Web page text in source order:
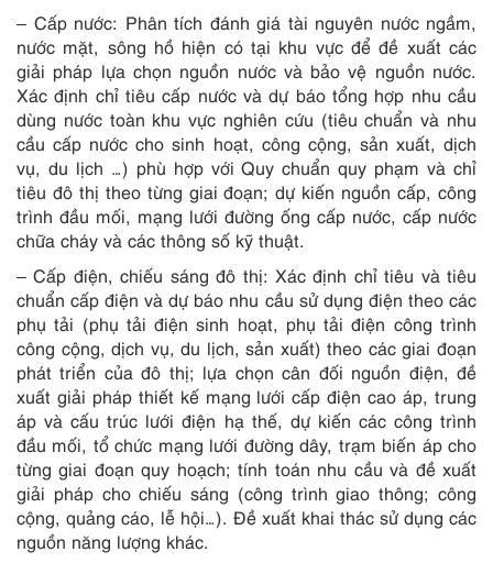
– Cấp nước: Phân tích đánh giá tài nguyên nước ngầm,
nước mặt, sông hồ hiện có tại khu vực để đề xuất các
giải pháp lựa chọn nguồn nước và bảo vệ nguồn nước.
Xác định chỉ tiêu cấp nước và dự báo tổng hợp nhu cầu
dùng nước toàn khu vực nghiên cứu (tiêu chuẩn và nhu
cầu cấp nước cho sinh hoạt, công cộng, sản xuất, dịch
vụ, du lịch …) phù hợp với Quy chuẩn quy phạm và chỉ
tiêu đô thị theo từng giai đoạn; dự kiến nguồn cấp, công
trình đầu mối, mạng lưới đường ống cấp nước, cấp nước
chữa cháy và các thông số kỹ thuật.
– Cấp điện, chiếu sáng đô thị: Xác định chỉ tiêu và tiêu
chuẩn cấp điện và dự báo nhu cầu sử dụng điện theo các
phụ tải (phụ tải điện sinh hoạt, phụ tải điện công trình
công cộng, dịch vụ, du lịch, sản xuất) theo các giai đoạn
phát triển của đô thị; lựa chọn cân đối nguồn điện, đề
xuất giải pháp thiết kế mạng lưới cấp điện cao áp, trung
áp và cấu trúc lưới điện hạ thế, dự kiến các công trình
đầu mối, tổ chức mạng lưới đường dây, trạm biến áp cho
từng giai đoạn quy hoạch; tính toán nhu cầu và đề xuất
giải pháp cho chiếu sáng (công trình giao thông; công
cộng, quảng cáo, lễ hội…). Đề xuất khai thác sử dụng các
nguồn năng lượng khác.